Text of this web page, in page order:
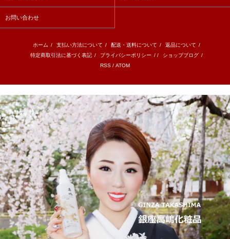
お問い合わせ
ホーム / 支払い方法について / 配送・送料について / 返品について /
特定商取引法に基づく表記 / プライバシーポリシー / / ショップブログ /
RSS / ATOM